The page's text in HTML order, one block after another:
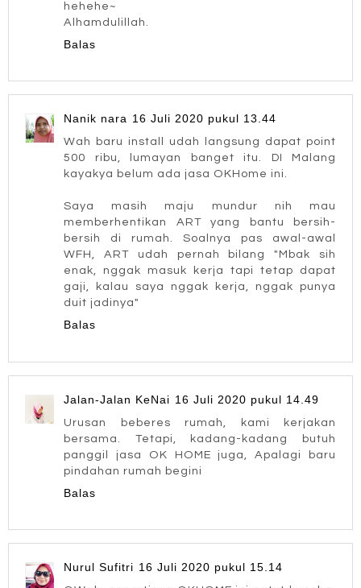
hehehe~
Alhamdulillah.
Balas
Nanik nara 16 Juli 2020 pukul 13.44
Wah baru install udah langsung dapat point
500 ribu, lumayan banget itu. DI Malang
kayakya belum ada jasa OKHome ini.
Saya masih maju mundur nih mau
memberhentikan ART yang bantu bersih-
bersih di rumah. Soalnya pas awal-awal
WFH, ART udah pernah bilang "Mbak sih
enak, nggak masuk kerja tapi tetap dapat
gaji, kalau saya nggak kerja, nggak punya
duit jadinya"
Balas
Jalan-Jalan KeNai 16 Juli 2020 pukul 14.49
Urusan beberes rumah, kami kerjakan
bersama. Tetapi, kadang-kadang butuh
panggil jasa OK HOME juga, Apalagi baru
pindahan rumah begini
Balas
Nurul Sufitri 16 Juli 2020 pukul 15.14